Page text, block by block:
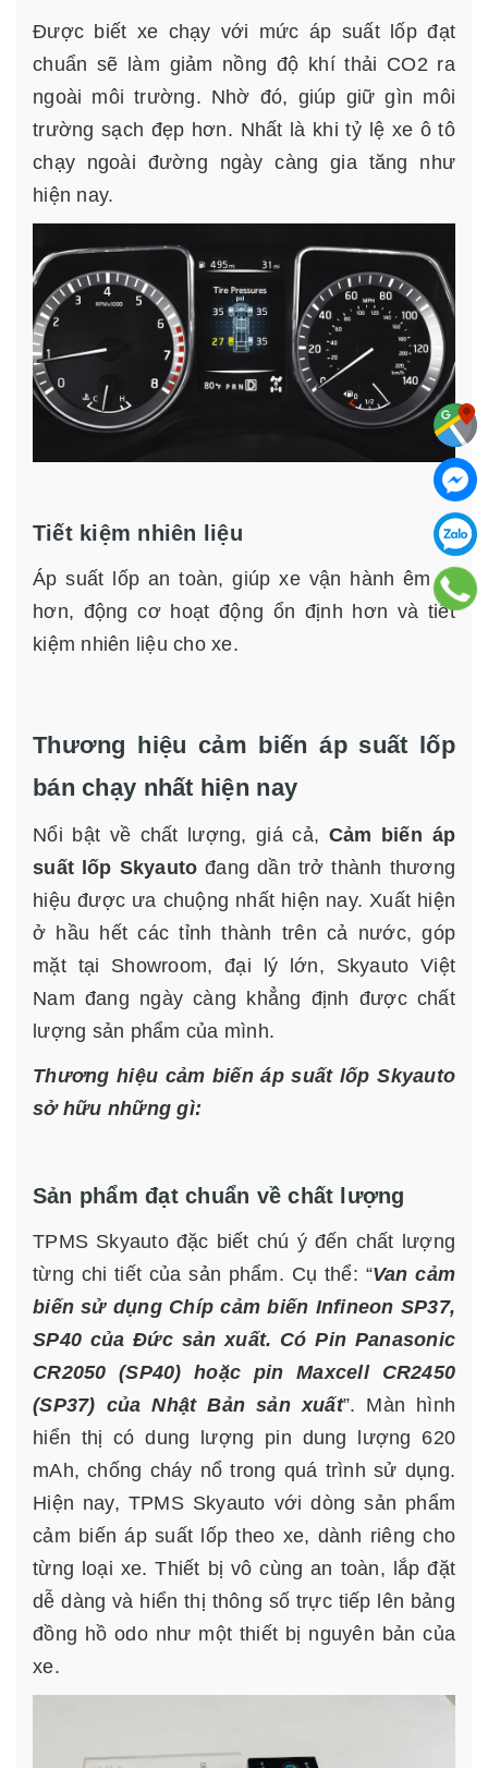
Được biết xe chạy với mức áp suất lốp đạt
chuẩn sẽ làm giảm nồng độ khí thải CO2 ra
ngoài môi trường. Nhờ đó, giúp giữ gìn môi
trường sạch đẹp hơn. Nhất là khi tỷ lệ xe ô tô
chạy ngoài đường ngày càng gia tăng như
hiện nay.
Tiết kiệm nhiên liệu
Áp suất lốp an toàn, giúp xe vận hành êm ái
hơn, động cơ hoạt động ổn định hơn và tiết
kiệm nhiên liệu cho xe.
Thương hiệu cảm biến áp suất lốp
bán chạy nhất hiện nay
Nổi bật về chất lượng, giá cả, Cảm biến áp
suất lốp Skyauto đang dần trở thành thương
hiệu được ưa chuộng nhất hiện nay. Xuất hiện
ở hầu hết các tỉnh thành trên cả nước, góp
mặt tại Showroom, đại lý lớn, Skyauto Việt
Nam đang ngày càng khẳng định được chất
lượng sản phẩm của mình.
Thương hiệu cảm biến áp suất lốp Skyauto
sở hữu những gì:
Sản phẩm đạt chuẩn về chất lượng
TPMS Skyauto đặc biết chú ý đến chất lượng
từng chi tiết của sản phẩm. Cụ thể: “Van cảm
biến sử dụng Chíp cảm biến Infineon SP37,
SP40 của Đức sản xuất. Có Pin Panasonic
CR2050 (SP40) hoặc pin Maxcell CR2450
(SP37) của Nhật Bản sản xuất”. Màn hình
hiển thị có dung lượng pin dung lượng 620
mAh, chống cháy nổ trong quá trình sử dụng.
Hiện nay, TPMS Skyauto với dòng sản phẩm
cảm biến áp suất lốp theo xe, dành riêng cho
từng loại xe. Thiết bị vô cùng an toàn, lắp đặt
dễ dàng và hiển thị thông số trực tiếp lên bảng
đồng hồ odo như một thiết bị nguyên bản của
xe.